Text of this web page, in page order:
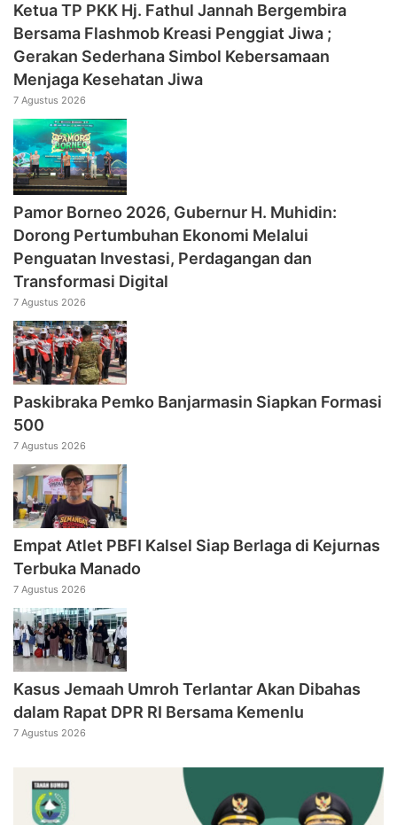
‎Ketua TP PKK Hj. Fathul Jannah Bergembira
Bersama Flashmob Kreasi Penggiat Jiwa ;
Gerakan Sederhana Simbol Kebersamaan
Menjaga Kesehatan Jiwa
7 Agustus 2026
Pamor Borneo 2026, Gubernur H. Muhidin:
Dorong Pertumbuhan Ekonomi Melalui
Penguatan Investasi, Perdagangan dan
Transformasi Digital
7 Agustus 2026
Paskibraka Pemko Banjarmasin Siapkan Formasi
500
7 Agustus 2026
Empat Atlet PBFI Kalsel Siap Berlaga di Kejurnas
Terbuka Manado
7 Agustus 2026
Kasus Jemaah Umroh Terlantar Akan Dibahas
dalam Rapat DPR RI Bersama Kemenlu
7 Agustus 2026